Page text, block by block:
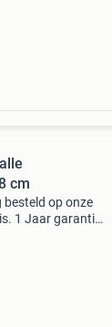
cm
besteld op onze
1 Jaar garantie.